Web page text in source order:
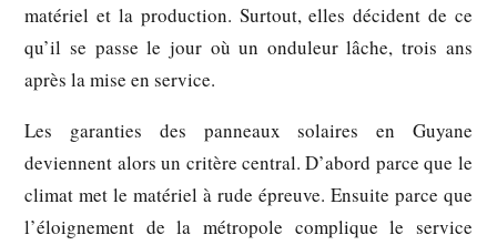
matériel et la production. Surtout, elles décident de ce
qu’il se passe le jour où un onduleur lâche, trois ans
après la mise en service.
Les garanties des panneaux solaires en Guyane
deviennent alors un critère central. D’abord parce que le
climat met le matériel à rude épreuve. Ensuite parce que
l’éloignement de la métropole complique le service